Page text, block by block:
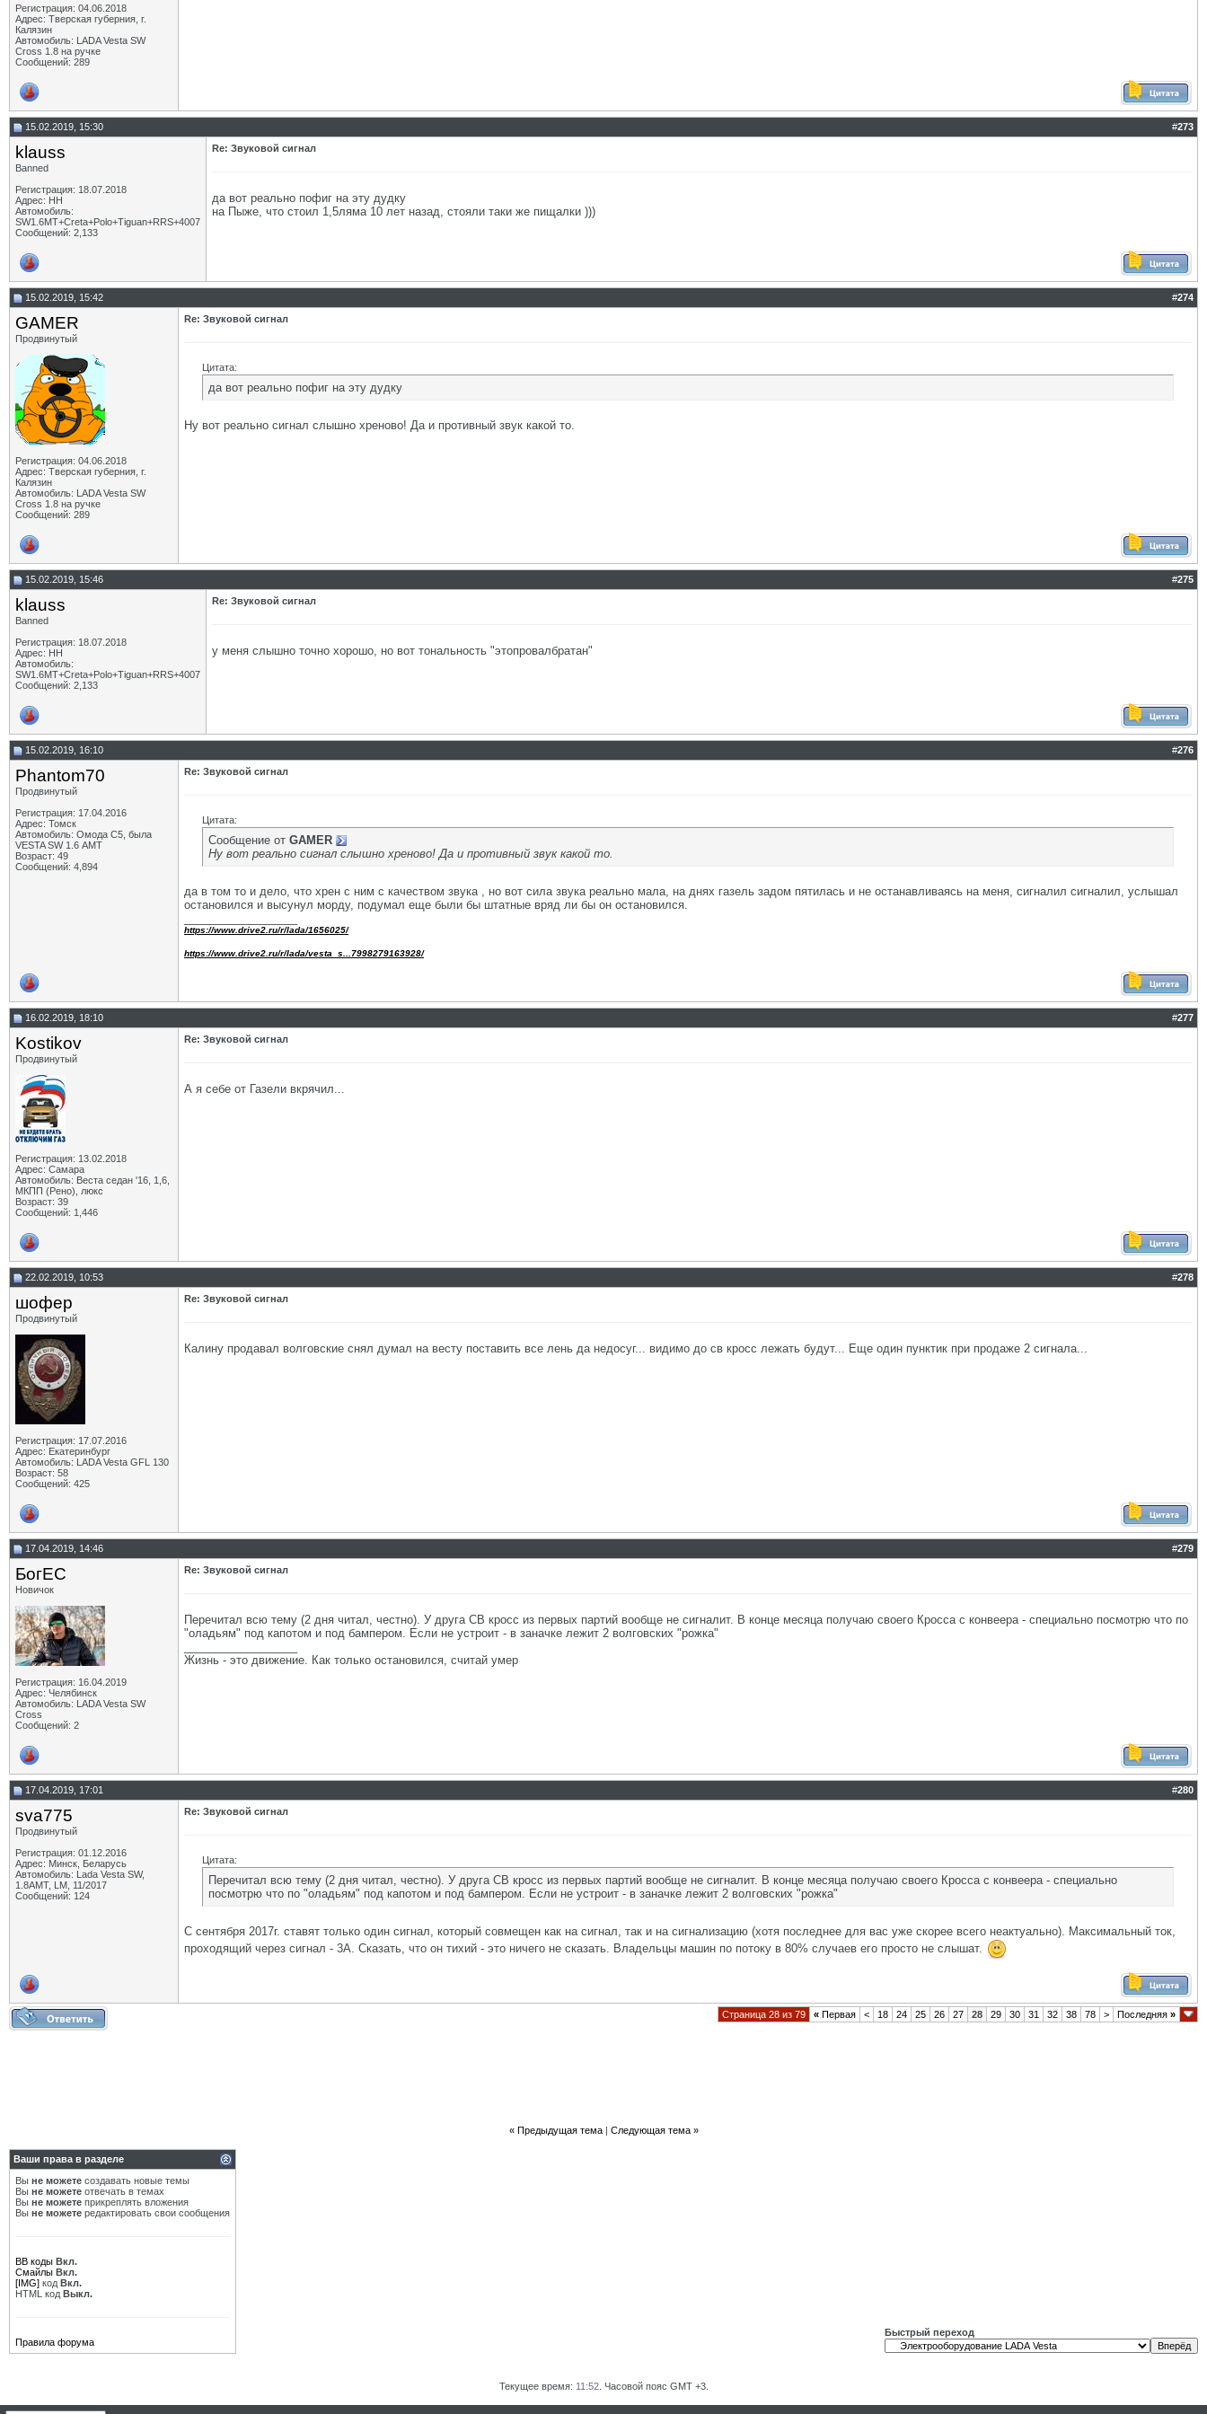
Регистрация: 04.06.2018
Адрес: Тверская губерния, г.
Калязин
Автомобиль: LADA Vesta SW
Cross 1.8 на ручке
Сообщений: 289
15.02.2019, 15:30 #273
klauss
Banned
Регистрация: 18.07.2018
Адрес: НН
Автомобиль:
SW1.6МТ+Creta+Polo+Tiguan+RRS+4007
Сообщений: 2,133
Re: Звуковой сигнал
да вот реально пофиг на эту дудку
на Пыже, что стоил 1,5ляма 10 лет назад, стояли таки же пищалки )))
15.02.2019, 15:42 #274
GAMER
Продвинутый
Регистрация: 04.06.2018
Адрес: Тверская губерния, г.
Калязин
Автомобиль: LADA Vesta SW
Cross 1.8 на ручке
Сообщений: 289
Re: Звуковой сигнал
Цитата:
да вот реально пофиг на эту дудку
Ну вот реально сигнал слышно хреново! Да и противный звук какой то.
15.02.2019, 15:46 #275
klauss
Banned
Регистрация: 18.07.2018
Адрес: НН
Автомобиль:
SW1.6МТ+Creta+Polo+Tiguan+RRS+4007
Сообщений: 2,133
Re: Звуковой сигнал
у меня слышно точно хорошо, но вот тональность "этопровалбратан"
15.02.2019, 16:10 #276
Phantom70
Продвинутый
Регистрация: 17.04.2016
Адрес: Томск
Автомобиль: Омода С5, была
VESTA SW 1.6 АМТ
Возраст: 49
Сообщений: 4,894
Re: Звуковой сигнал
Цитата:
Сообщение от GAMER
Ну вот реально сигнал слышно хреново! Да и противный звук какой то.
да в том то и дело, что хрен с ним с качеством звука , но вот сила звука реально мала, на днях газель задом пятилась и не останавливаясь на меня, сигналил сигналил, услышал
остановился и высунул морду, подумал еще были бы штатные вряд ли бы он остановился.
https://www.drive2.ru/r/lada/1656025/
https://www.drive2.ru/r/lada/vesta_s...7998279163928/
16.02.2019, 18:10 #277
Kostikov
Продвинутый
Регистрация: 13.02.2018
Адрес: Самара
Автомобиль: Веста седан '16, 1,6,
МКПП (Рено), люкс
Возраст: 39
Сообщений: 1,446
Re: Звуковой сигнал
А я себе от Газели вкрячил...
22.02.2019, 10:53 #278
шофер
Продвинутый
Регистрация: 17.07.2016
Адрес: Екатеринбург
Автомобиль: LADA Vesta GFL 130
Возраст: 58
Сообщений: 425
Re: Звуковой сигнал
Калину продавал волговские снял думал на весту поставить все лень да недосуг... видимо до св кросс лежать будут... Еще один пунктик при продаже 2 сигнала...
17.04.2019, 14:46 #279
БогЕС
Новичок
Регистрация: 16.04.2019
Адрес: Челябинск
Автомобиль: LADA Vesta SW
Cross
Сообщений: 2
Re: Звуковой сигнал
Перечитал всю тему (2 дня читал, честно). У друга СВ кросс из первых партий вообще не сигналит. В конце месяца получаю своего Кросса с конвеера - специально посмотрю что по
"оладьям" под капотом и под бампером. Если не устроит - в заначке лежит 2 волговских "рожка"
Жизнь - это движение. Как только остановился, считай умер
17.04.2019, 17:01 #280
sva775
Продвинутый
Регистрация: 01.12.2016
Адрес: Минск, Беларусь
Автомобиль: Lada Vesta SW,
1.8AMT, LM, 11/2017
Сообщений: 124
Re: Звуковой сигнал
Цитата:
Перечитал всю тему (2 дня читал, честно). У друга СВ кросс из первых партий вообще не сигналит. В конце месяца получаю своего Кросса с конвеера - специально
посмотрю что по "оладьям" под капотом и под бампером. Если не устроит - в заначке лежит 2 волговских "рожка"
С сентября 2017г. ставят только один сигнал, который совмещен как на сигнал, так и на сигнализацию (хотя последнее для вас уже скорее всего неактуально). Максимальный ток,
проходящий через сигнал - 3А. Сказать, что он тихий - это ничего не сказать. Владельцы машин по потоку в 80% случаев его просто не слышат.
Страница 28 из 79 « Первая < 18 24 25 26 27 28 29 30 31 32 38 78 > Последняя »
« Предыдущая тема| Следующая тема »
Ваши права в разделе
Вы не можете создавать новые темы
Вы не можете отвечать в темах
Вы не можете прикреплять вложения
Вы не можете редактировать свои сообщения
BB коды Вкл.
Смайлы Вкл.
[IMG] код Вкл.
HTML код Выкл.
Правила форума
Быстрый переход
Текущее время: 11:52. Часовой пояс GMT +3.